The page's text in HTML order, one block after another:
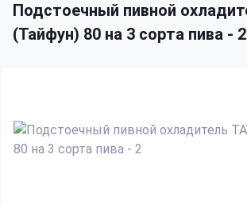
Подстоечный пивной
(Тайфун) 80 на 3 сорта пива - 2